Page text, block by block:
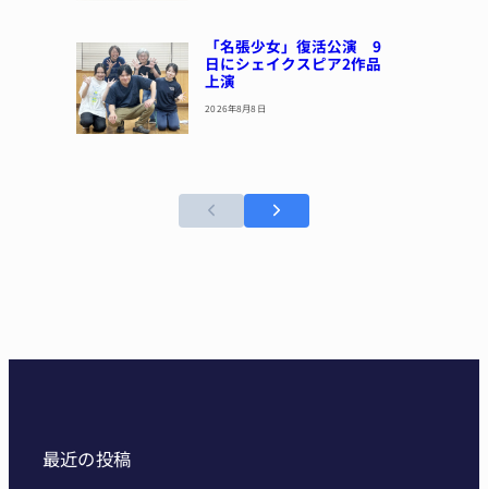
「名張少女」復活公演 9
日にシェイクスピア2作品
上演
2026年8月8日
最近の投稿